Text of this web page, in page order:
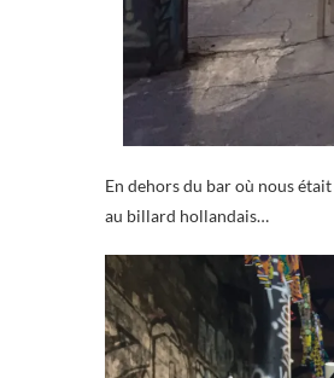
En dehors du bar où nous
au billard hollandais…